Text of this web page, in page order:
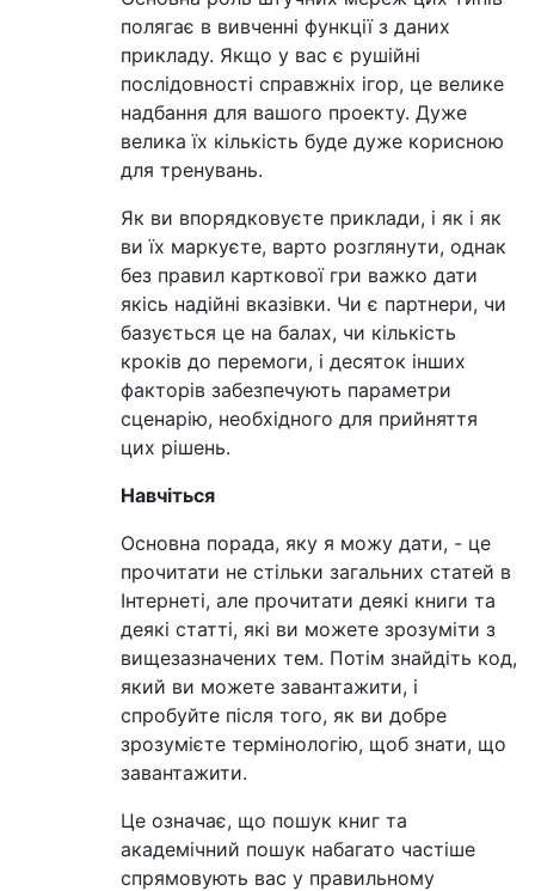
полягає в вивченні функції з даних
прикладу. Якщо у вас є рушійні
послідовності справжніх ігор, це велике
надбання для вашого проекту. Дуже
велика їх кількість буде дуже корисною
для тренувань.
Як ви впорядковуєте приклади, і як і як
ви їх маркуєте, варто розглянути, однак
без правил карткової гри важко дати
якісь надійні вказівки. Чи є партнери, чи
базується це на балах, чи кількість
кроків до перемоги, і десяток інших
факторів забезпечують параметри
сценарію, необхідного для прийняття
цих рішень.
Навчіться
Основна порада, яку я можу дати, - це
прочитати не стільки загальних статей в
Інтернеті, але прочитати деякі книги та
деякі статті, які ви можете зрозуміти з
вищезазначених тем. Потім знайдіть код,
який ви можете завантажити, і
спробуйте після того, як ви добре
зрозумієте термінологію, щоб знати, що
завантажити.
Це означає, що пошук книг та
академічний пошук набагато частіше
спрямовують вас у правильному